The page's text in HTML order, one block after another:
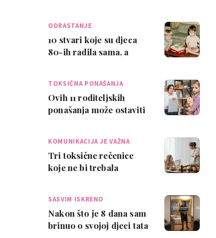
ODRASTANJE
10 stvari koje su djeca
80-ih radila sama, a
TOKSIČNA PONAŠANJA
Ovih 11 roditeljskih
ponašanja može ostaviti
KOMUNIKACIJA JE VAŽNA
Tri toksične rečenice
koje ne bi trebala
SASVIM ISKRENO
Nakon što je 8 dana sam
brinuo o svojoj djeci tata